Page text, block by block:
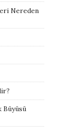
Nereden
Büyüsü